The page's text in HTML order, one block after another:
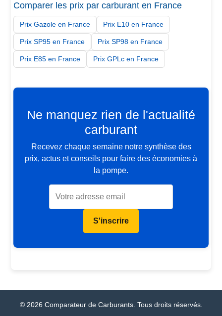
Comparer les prix par carburant en France
Prix Gazole en France Prix E10 en France
Prix SP95 en France Prix SP98 en France
Prix E85 en France Prix GPLc en France
Ne manquez rien de l'actualité
carburant
Recevez chaque semaine notre synthèse des
prix, actus et conseils pour faire des économies à
la pompe.
S'inscrire
© 2026 Comparateur de Carburants. Tous droits réservés.